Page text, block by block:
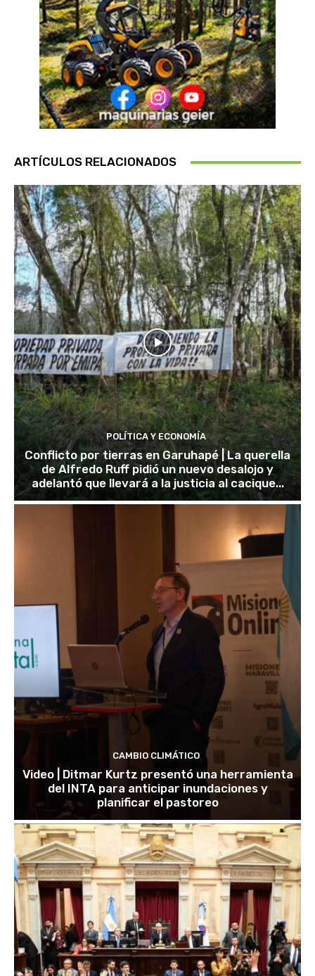
ARTÍCULOS RELACIONADOS
POLÍTICA Y ECONOMÍA
Conflicto por tierras en Garuhapé | La querella
de Alfredo Ruff pidió un nuevo desalojo y
adelantó que llevará a la justicia al cacique...
CAMBIO CLIMÁTICO
Video | Ditmar Kurtz presentó una herramienta
del INTA para anticipar inundaciones y
planificar el pastoreo